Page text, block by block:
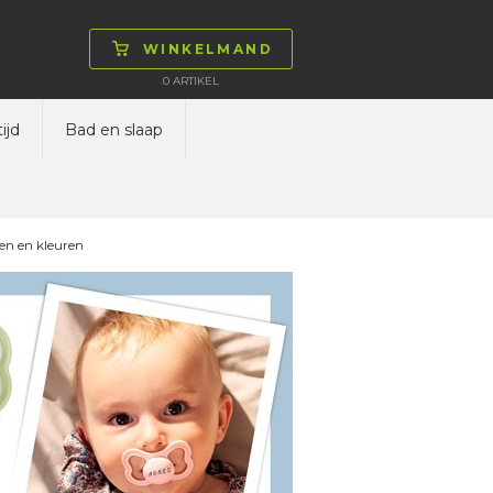
WINKELMAND
0 ARTIKEL
Bad en slaap
en kleuren